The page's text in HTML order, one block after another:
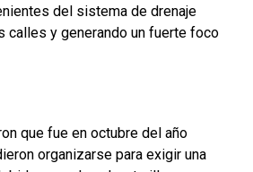
del sistema de drenaje
calles y generando un fuerte foco
que fue en octubre del año
organizarse para exigir una